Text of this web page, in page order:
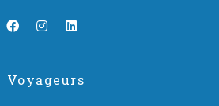
Voyageurs